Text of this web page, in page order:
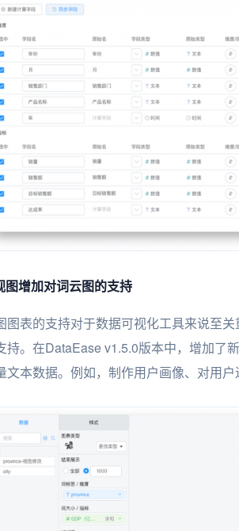
图增加对词云图的支持
图表的支持对于数据可视化工具来说至
持。在DataEase v1.5.0版本中，增加
文本数据。例如，制作用户画像、对用户